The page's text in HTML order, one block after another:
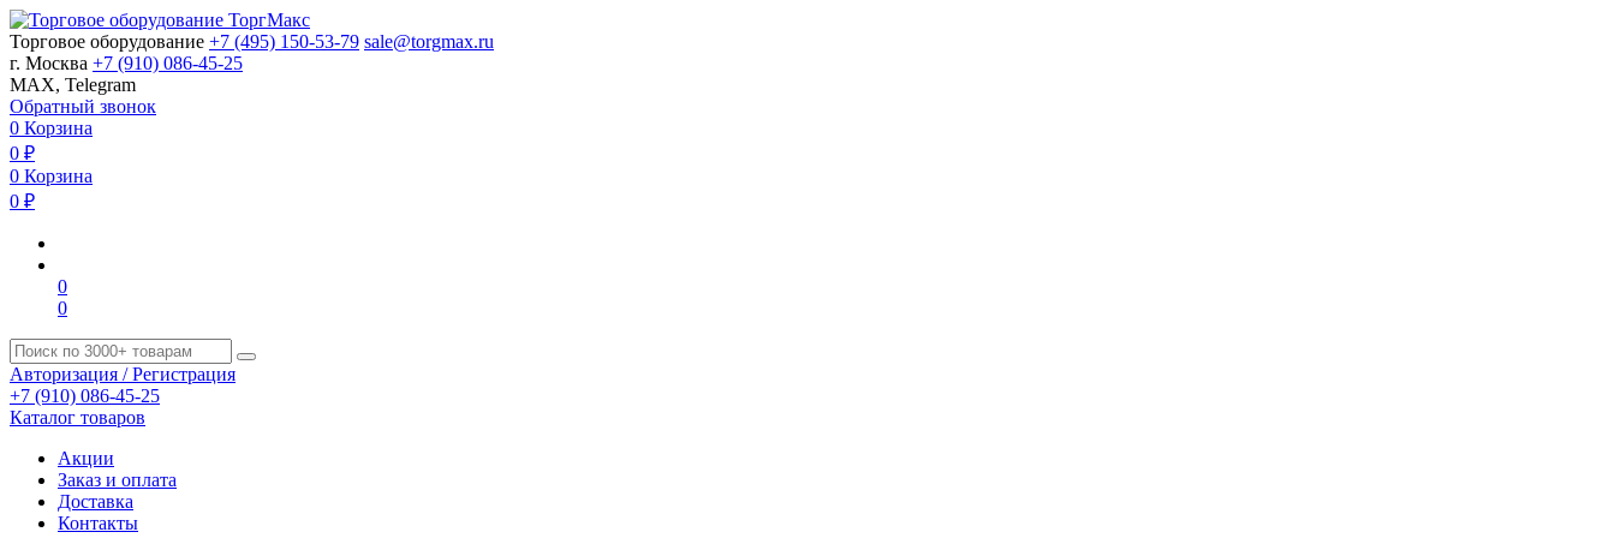
Торговое оборудование +7 (495) 150-53-79 sale@torgmax.ru
г. Москва +7 (910) 086-45-25
MAX, Telegram
Обратный звонок
0 Корзина
0 ₽
0 Корзина
0 ₽
0
0
Авторизация / Регистрация
+7 (910) 086-45-25
Каталог товаров
Акции
Заказ и оплата
Доставка
Контакты